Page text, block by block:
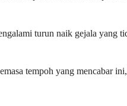
turun naik gejala yang
tempoh yang mencabar